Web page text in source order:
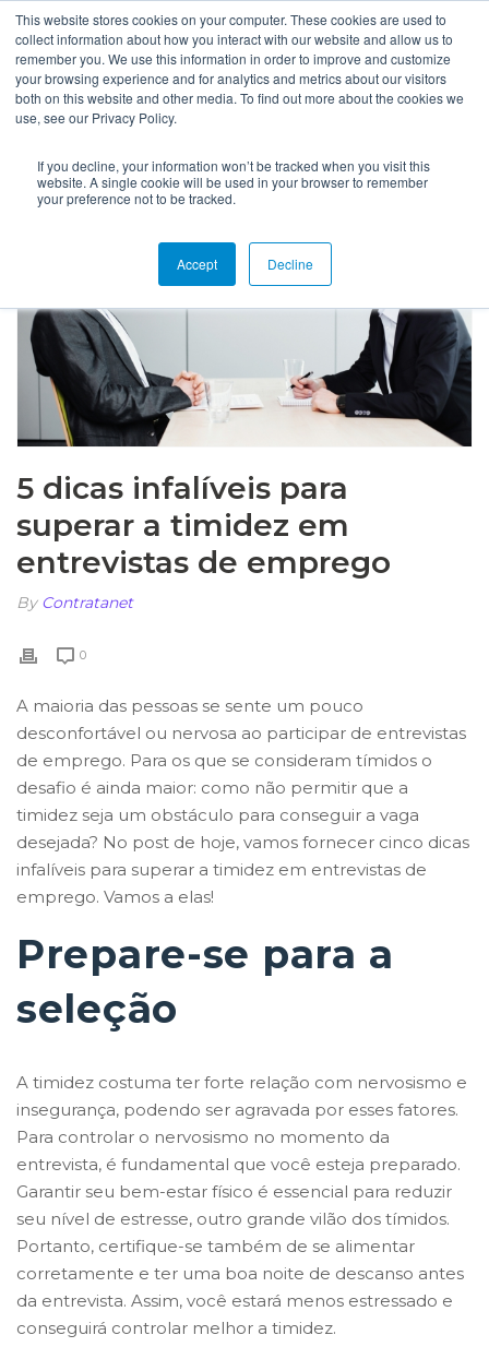
This website stores cookies on your computer. These cookies are used to
collect information about how you interact with our website and allow us to
remember you. We use this information in order to improve and customize
your browsing experience and for analytics and metrics about our visitors
both on this website and other media. To find out more about the cookies we
use, see our Privacy Policy.
If you decline, your information won’t be tracked when you visit this
website. A single cookie will be used in your browser to remember
your preference not to be tracked.
Accept Decline
5 dicas infalíveis para
superar a timidez em
entrevistas de emprego
By Contratanet
0
A maioria das pessoas se sente um pouco
desconfortável ou nervosa ao participar de entrevistas
de emprego. Para os que se consideram tímidos o
desafio é ainda maior: como não permitir que a
timidez seja um obstáculo para conseguir a vaga
desejada? No post de hoje, vamos fornecer cinco dicas
infalíveis para superar a timidez em entrevistas de
emprego. Vamos a elas!
Prepare-se para a
seleção
A timidez costuma ter forte relação com nervosismo e
insegurança, podendo ser agravada por esses fatores.
Para controlar o nervosismo no momento da
entrevista, é fundamental que você esteja preparado.
Garantir seu bem-estar físico é essencial para reduzir
seu nível de estresse, outro grande vilão dos tímidos.
Portanto, certifique-se também de se alimentar
corretamente e ter uma boa noite de descanso antes
da entrevista. Assim, você estará menos estressado e
conseguirá controlar melhor a timidez.